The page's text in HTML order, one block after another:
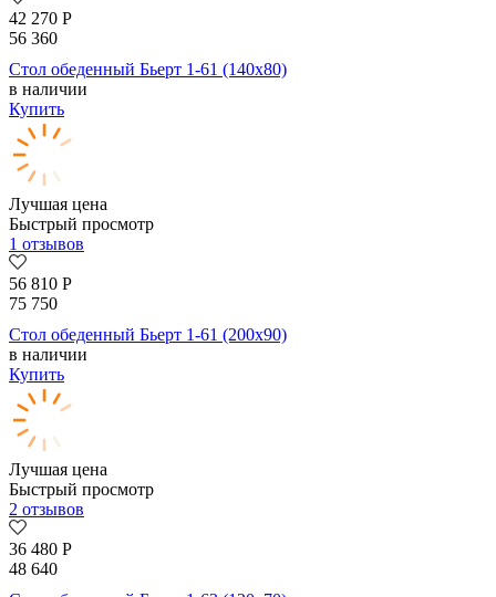
42 270 Р
56 360
Стол обеденный Бьерт 1-61 (140х80)
в наличии
Купить
Лучшая цена
Быстрый просмотр
1 отзывов
56 810 Р
75 750
Стол обеденный Бьерт 1-61 (200х90)
в наличии
Купить
Лучшая цена
Быстрый просмотр
2 отзывов
36 480 Р
48 640